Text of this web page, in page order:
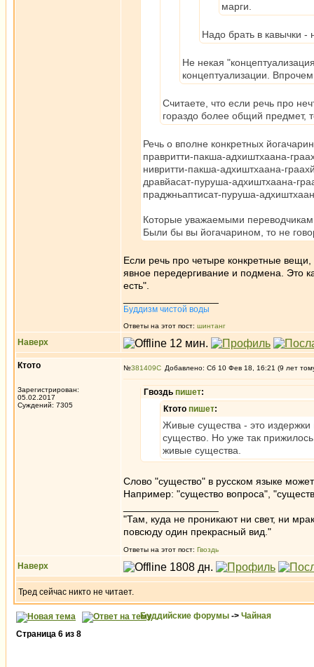
марги.
Надо брать в кавычки -
Не некая
концептуализации.
Считаете, что если речь про
гораздо более общий предмет,
Речь о вполне конкретных
правритти-пакша-адхиштхаана-
нивритти-пакша-адхиштхаана-
дравйасат-пуруша-адхиштхаана-
праджньаптисат-пуруша-
Которые уважаемыми
Были бы вы йогачарином, то не
Если речь про четыре конкретные
явное передергивание и подмена. Это
есть".
Буддизм чистой воды
Ответы на этот пост: шинтанг
Наверх
Ктото
Зарегистрирован:
05.02.2017
Суждений: 7305
№381409 Добавлено: Сб 10 Фев 18, 16:21 (9 лет
Гвоздь пишет:
Ктото пишет:
Живые существа - это
существо. Но уже так
живые существа.
Слово "существо" в русском языке
Например: "существо вопроса",
"Там, куда не проникают ни свет, ни
повсюду один прекрасный вид."
Ответы на этот пост: Гвоздь
Наверх
Тред сейчас никто не читает.
Буддийские форумы -> Чайная
Страница 6 из 8